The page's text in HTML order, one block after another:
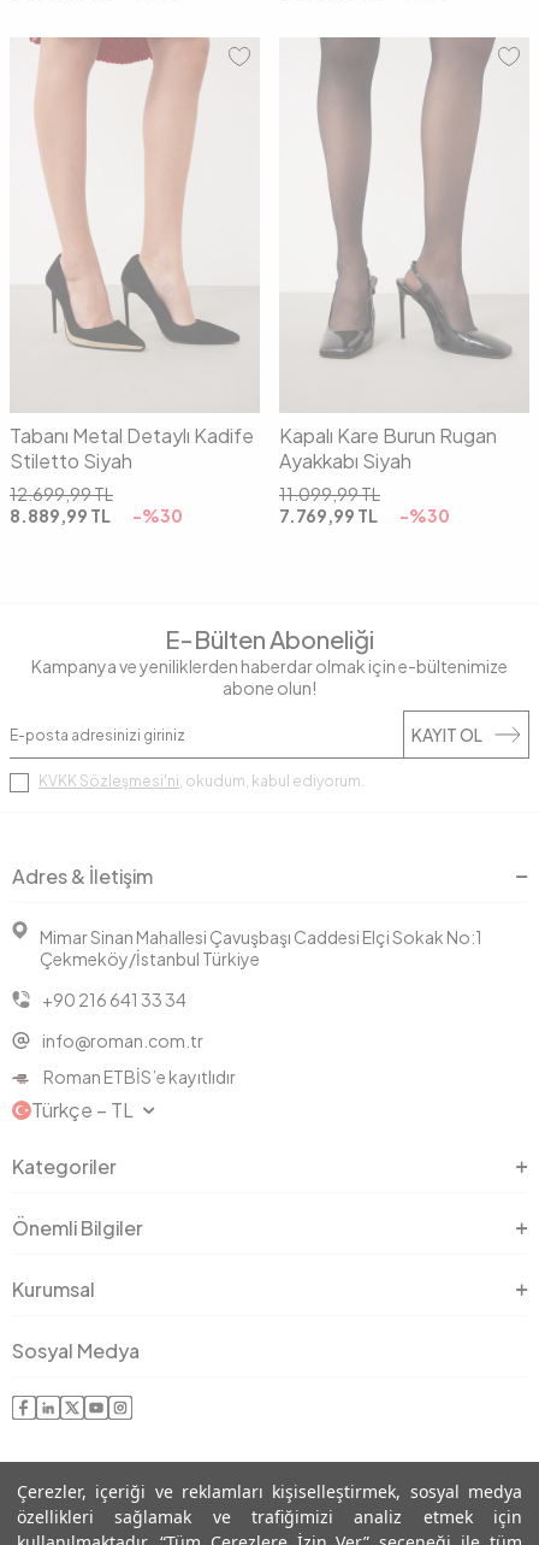
Çerezler, içeriği ve reklamları kişiselleştirmek, sosyal medya
özellikleri sağlamak ve trafiğimizi analiz etmek için
37 38 39
Tabanı Metal Detaylı Kadife
Stiletto Siyah
12.699,99TL
8.889,99 TL -%30
37 38 39 40
Kapalı Kare Burun Rugan
Ayakkabı Siyah
11.099,99TL
7.769,99 TL -%30
E-Bülten Aboneliği
Kampanya ve yeniliklerden haberdar olmak için e-bültenimize
abone olun!
KAYIT OL
KVKK Sözleşmesi'ni, okudum, kabul ediyorum.
Adres & İletişim
Mimar Sinan Mahallesi Çavuşbaşı Caddesi Elçi Sokak No:1
Çekmeköy/İstanbul Türkiye
+90 216 641 33 34
info@roman.com.tr
Roman ETBİS’e kayıtlıdır
Türkçe − TL
Kategoriler
Önemli Bilgiler
Kurumsal
Sosyal Medya